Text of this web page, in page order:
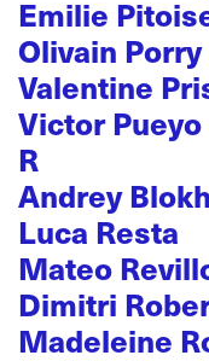
Emilie
Olivain Porry
Valentine
Victor Pueyo
R
Andrey
Luca Resta
Mateo
Dimitri
Madeleine